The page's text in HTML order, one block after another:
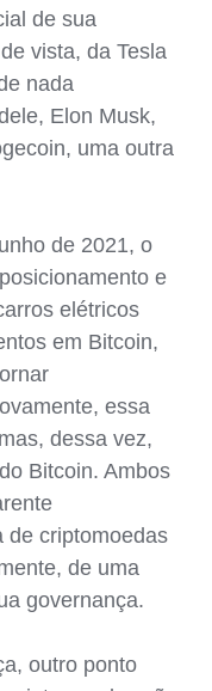
de sua
vista, da Tesla
nada
Elon Musk,
uma outra
de 2021, o
e
elétricos
em Bitcoin,
essa
dessa vez,
Bitcoin. Ambos
de criptomoedas
de uma
governança.
outro ponto